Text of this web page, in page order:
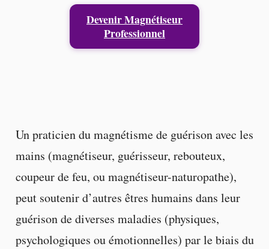
Devenir Magnétiseur
Professionnel
Un praticien du magnétisme de guérison avec les
mains (magnétiseur, guérisseur, rebouteux,
coupeur de feu, ou magnétiseur-naturopathe),
peut soutenir d’autres êtres humains dans leur
guérison de diverses maladies (physiques,
psychologiques ou émotionnelles) par le biais du